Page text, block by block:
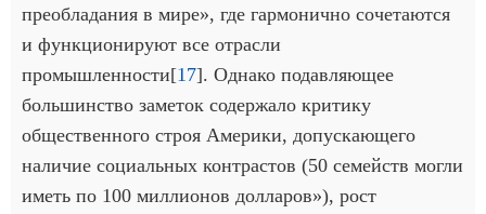
преобладания в мире», где гармонично сочетаются
и функционируют все отрасли
промышленности[17]. Однако подавляющее
большинство заметок содержало критику
общественного строя Америки, допускающего
наличие социальных контрастов (50 семейств могли
иметь по 100 миллионов долларов»), рост